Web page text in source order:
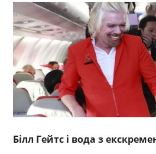
Білл Гейтс і вода з